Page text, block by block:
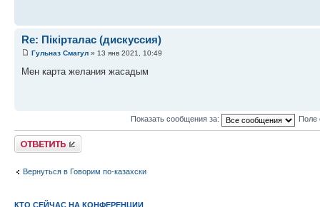
Re: Пікірталас (дискуссия)
Гульназ Смагул » 13 янв 2021, 10:49
Мен карта желания жасадым
Показать сообщения за: Поле
Ответить
Вернуться в Говорим по-казахски
КТО СЕЙЧАС НА КОНФЕРЕНЦИИ